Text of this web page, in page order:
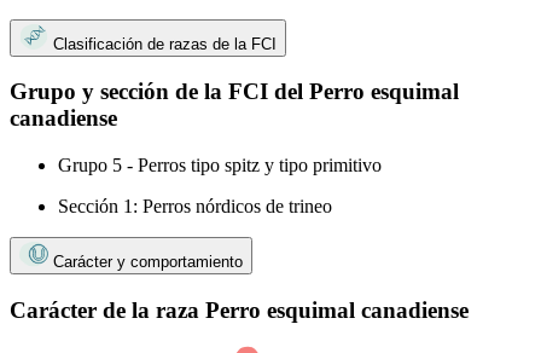
Clasificación de razas de la FCI
Grupo y sección de la FCI del Perro esquimal
canadiense
Grupo 5 - Perros tipo spitz y tipo primitivo
Sección 1: Perros nórdicos de trineo
Carácter y comportamiento
Carácter de la raza Perro esquimal canadiense